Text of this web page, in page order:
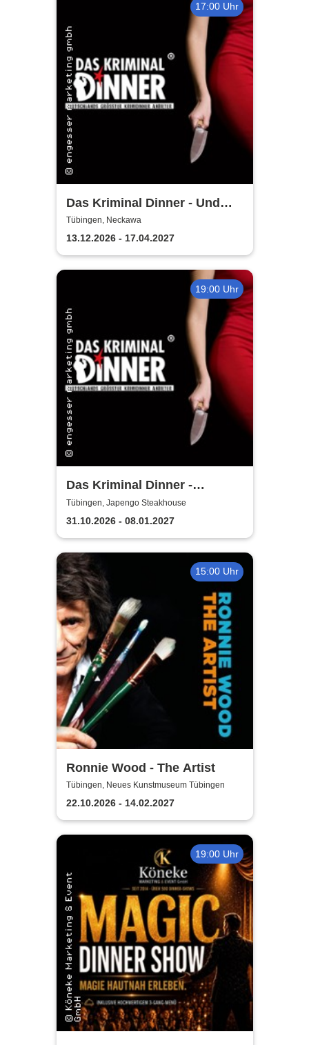
17:00 Uhr
Das Kriminal Dinner - Und
raus bist du
Tübingen, Neckawa
13.12.2026 - 17.04.2027
19:00 Uhr
Das Kriminal Dinner -
Sherlock Holmes
Tübingen, Japengo Steakhouse
31.10.2026 - 08.01.2027
15:00 Uhr
Ronnie Wood - The Artist
Tübingen, Neues Kunstmuseum Tübingen
22.10.2026 - 14.02.2027
19:00 Uhr